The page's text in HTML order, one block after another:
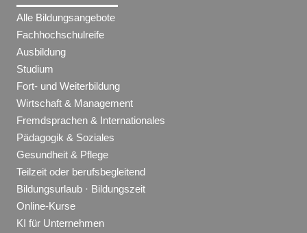
Alle Bildungsangebote
Fachhochschulreife
Ausbildung
Studium
Fort- und Weiterbildung
Wirtschaft & Management
Fremdsprachen & Internationales
Pädagogik & Soziales
Gesundheit & Pflege
Teilzeit oder berufsbegleitend
Bildungsurlaub · Bildungszeit
Online-Kurse
KI für Unternehmen